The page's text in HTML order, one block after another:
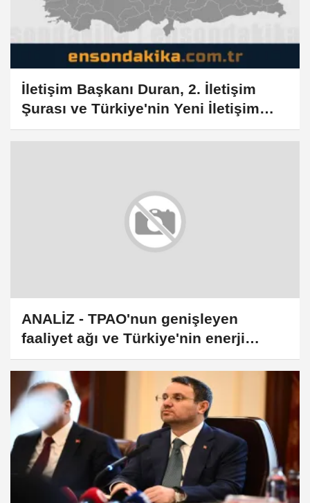
İletişim Başkanı Duran, 2. İletişim
Şurası ve Türkiye'nin Yeni İletişim
Vizyonu başlıklı makale kaleme aldı:
ANALİZ - TPAO'nun genişleyen
faaliyet ağı ve Türkiye'nin enerji
stratejisi